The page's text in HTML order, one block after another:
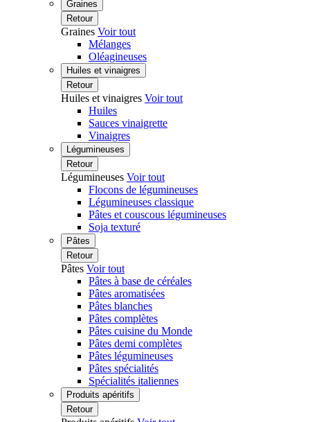
Graines
Retour
Graines Voir tout
Mélanges
Oléagineuses
Huiles et vinaigres
Retour
Huiles et vinaigres Voir tout
Huiles
Sauces vinaigrette
Vinaigres
Légumineuses
Retour
Légumineuses Voir tout
Flocons de légumineuses
Légumineuses classique
Pâtes et couscous légumineuses
Soja texturé
Pâtes
Retour
Pâtes Voir tout
Pâtes à base de céréales
Pâtes aromatisées
Pâtes blanches
Pâtes complètes
Pâtes cuisine du Monde
Pâtes demi complètes
Pâtes légumineuses
Pâtes spécialités
Spécialités italiennes
Produits apéritifs
Retour